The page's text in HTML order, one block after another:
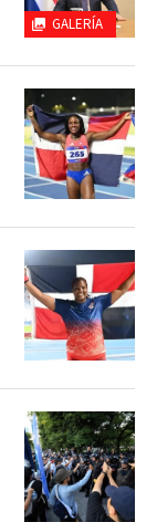
GALERÍA